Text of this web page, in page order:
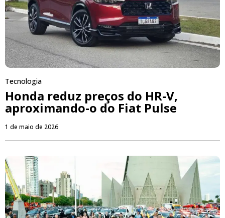
Tecnologia
Honda reduz preços do HR-V,
aproximando-o do Fiat Pulse
1 de maio de 2026